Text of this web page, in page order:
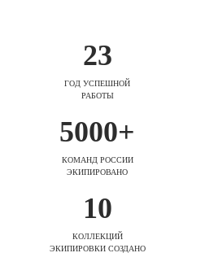
23
ГОД УСПЕШНОЙ
РАБОТЫ
5000+
КОМАНД РОССИИ
ЭКИПИРОВАНО
10
КОЛЛЕКЦИЙ
ЭКИПИРОВКИ СОЗДАНО